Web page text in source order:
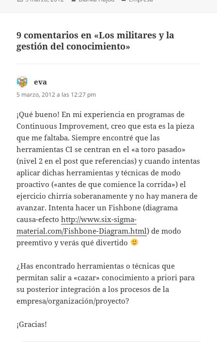
9 comentarios en «Los militares y la
gestión del conocimiento»
eva
5 marzo, 2012 a las 12:27 pm
¡Qué bueno! En mi experiencia en programas de
Continuous Improvement, creo que esta es la pieza
que me faltaba. Siempre encontré que las
herramientas CI se centran en el «a toro pasado»
(nivel 2 en el post que referencias) y cuando intentas
aplicar dichas herramientas y técnicas de modo
proactivo («antes de que comience la corrida») el
ejercicio chirría soberanamente y no hay manera de
avanzar. Intenta hacer un Fishbone (diagrama
causa-efectohttp://www.six-sigma-
material.com/Fishbone-Diagram.html) de modo
preemtivo y verás qué divertido
¿Has encontrado herramientas o técnicas que
permitan salir a «cazar» conocimiento a priori para
su posterior integración a los procesos de la
empresa/organización/proyecto?
¡Gracias!